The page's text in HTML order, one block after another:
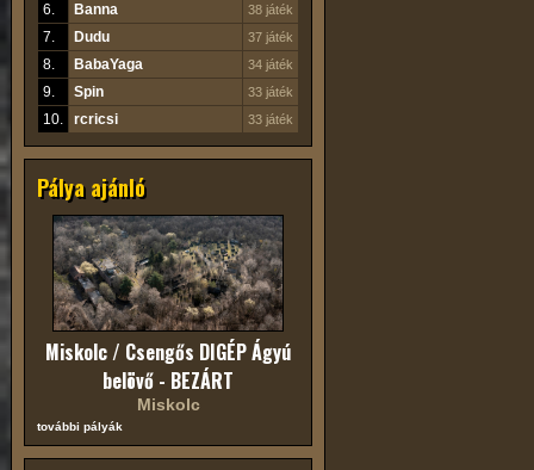
6. Banna 38 játék
7. Dudu 37 játék
8. BabaYaga 34 játék
9. Spin 33 játék
10. rcricsi 33 játék
Pálya ajánló
Miskolc / Csengős DIGÉP Ágyú
belövő - BEZÁRT
Miskolc
további pályák